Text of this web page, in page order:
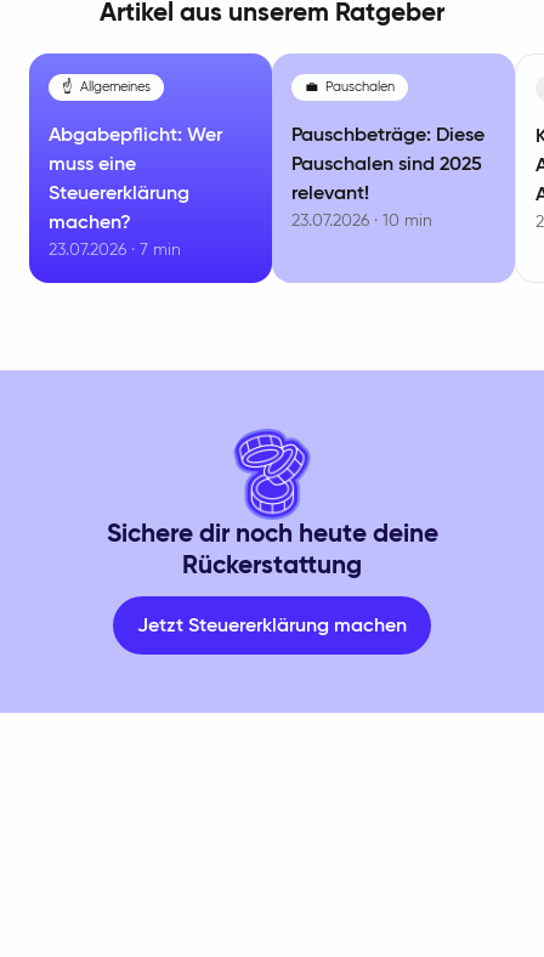
Artikel aus unserem Ratgeber
☝️ Allgemeines
Abgabepflicht: Wer
muss eine
Steuererklärung
machen?
23.07.2026 · 7 min
💼 Pauschalen
Pauschbeträge: Diese
Pauschalen sind 2025
relevant!
23.07.2026 · 10 min
Sichere dir noch heute deine
Rückerstattung
Jetzt Steuererklärung machen